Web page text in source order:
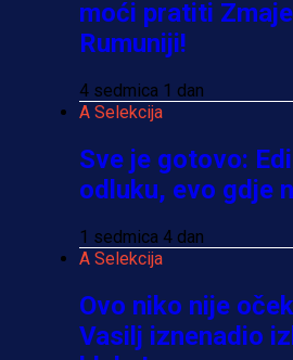
moći pratiti
Rumuniji!
4 sedmica 1 dan
A Selekcija
Sve je gotovo:
odluku, evo gdje
1 sedmica 4 dan
A Selekcija
Ovo niko nije
Vasilj iznenadio